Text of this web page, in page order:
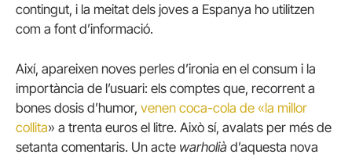
contingut, i la meitat dels joves a Espanya ho utilitzen
com a font d’informació.
Així, apareixen noves perles d’ironia en el consum i la
importància de l’usuari: els comptes que, recorrent a
bones dosis d’humor, venen coca-cola de «la millor
collita» a trenta euros el litre. Això sí, avalats per més de
setanta comentaris. Un acte warholià d’aquesta nova